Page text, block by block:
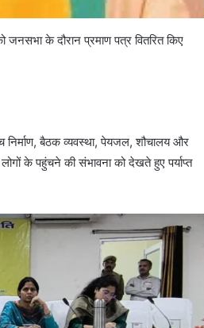
जनसभा के दौरान प्रमाण पत्र वितरित किए
निर्माण, बैठक व्यवस्था, पेयजल, शौचालय और
के पहुंचने की संभावना को देखते हुए पर्याप्त